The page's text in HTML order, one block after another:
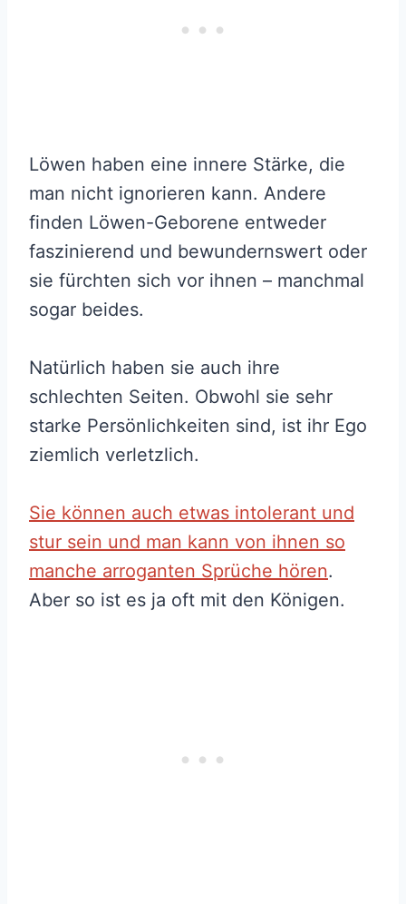
Löwen haben eine innere Stärke, die
man nicht ignorieren kann. Andere
finden Löwen-Geborene entweder
faszinierend und bewundernswert oder
sie fürchten sich vor ihnen – manchmal
sogar beides.
Natürlich haben sie auch ihre
schlechten Seiten. Obwohl sie sehr
starke Persönlichkeiten sind, ist ihr Ego
ziemlich verletzlich.
Sie können auch etwas intolerant und
stur sein und man kann von ihnen so
manche arroganten Sprüche hören.
Aber so ist es ja oft mit den Königen.